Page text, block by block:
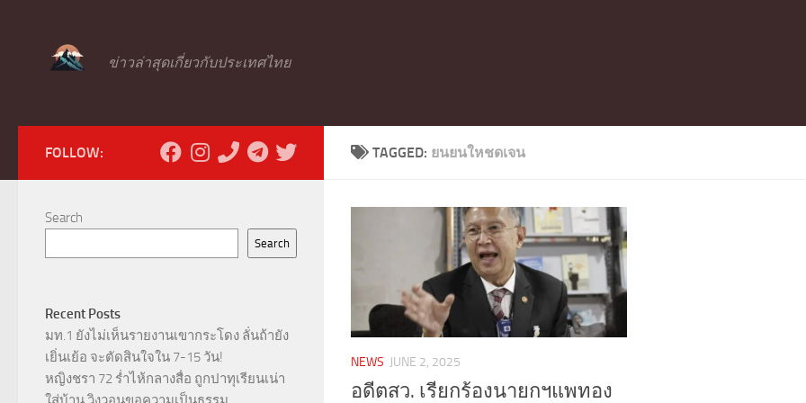
ข่าวล่าสุดเกี่ยวกับประเทศไทย
TAGGED: ยนยนใหชดเจน
NEWS JUNE 2, 2025
อดีตสว. เรียกร้องนายกฯแพทอง
FOLLOW:
Search
Search
Recent Posts
มท.1 ยังไม่เห็นรายงานเขากระโดง ลั่นถ้ายัง
เยิ่นเย้อ จะตัดสินใจใน 7-15 วัน!
หญิงชรา 72 ร่ำไห้กลางสื่อ ถูกปาทุเรียนเน่า